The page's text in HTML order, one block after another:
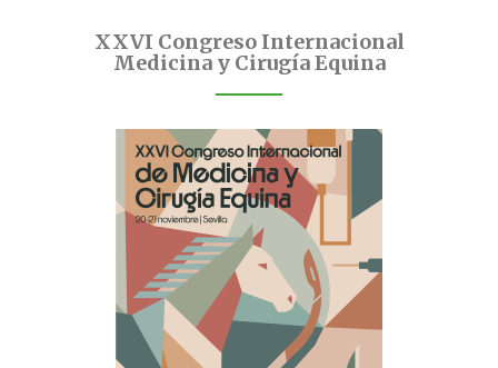
XXVI Congreso Internacional
Medicina y Cirugía Equina